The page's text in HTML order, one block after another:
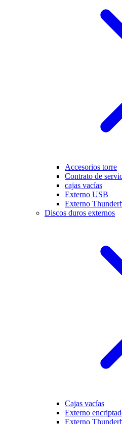
Accesorios torre
Contrato de
cajas vacías
Externo USB
Externo
Discos duros externos
Cajas vacías
Externo
Externo